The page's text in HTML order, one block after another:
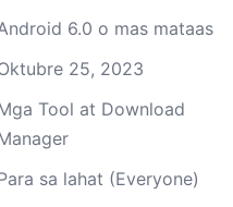
6.0 o mas mataas
25, 2023
Tool at Download
sa lahat (Everyone)